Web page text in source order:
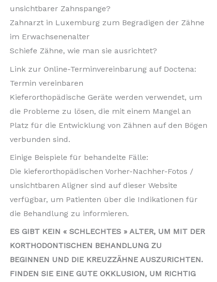
unsichtbarer Zahnspange?
Zahnarzt in Luxemburg zum Begradigen der Zähne
im Erwachsenenalter
Schiefe Zähne, wie man sie ausrichtet?
Link zur Online-Terminvereinbarung auf Doctena:
Termin vereinbaren
Kieferorthopädische Geräte werden verwendet, um
die Probleme zu lösen, die mit einem Mangel an
Platz für die Entwicklung von Zähnen auf den Bögen
verbunden sind.
Einige Beispiele für behandelte Fälle:
Die kieferorthopädischen Vorher-Nachher-Fotos /
unsichtbaren Aligner sind auf dieser Website
verfügbar, um Patienten über die Indikationen für
die Behandlung zu informieren.
ES GIBT KEIN « SCHLECHTES » ALTER, UM MIT DER
KORTHODONTISCHEN BEHANDLUNG ZU
BEGINNEN UND DIE KREUZZÄHNE AUSZURICHTEN.
FINDEN SIE EINE GUTE OKKLUSION, UM RICHTIG